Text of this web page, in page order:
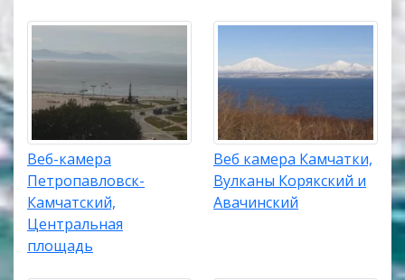
Веб-камера
Петропавловск-
Камчатский,
Центральная
площадь
Веб камера Камчатки,
Вулканы Корякский и
Авачинский